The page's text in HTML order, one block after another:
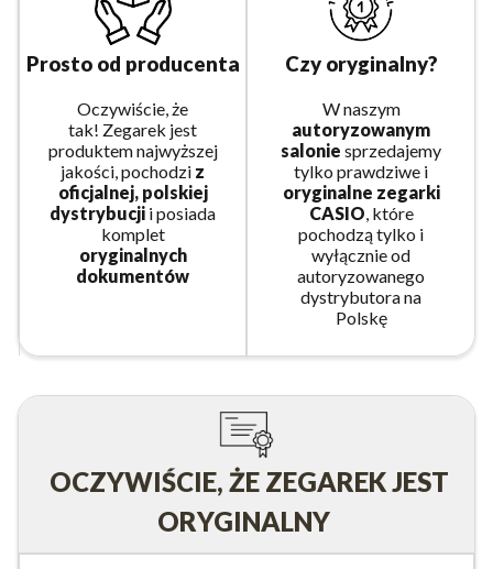
Prosto od producenta
Oczywiście, że
tak! Zegarek jest
produktem najwyższej
jakości, pochodzi z
oficjalnej, polskiej
dystrybucji i posiada
komplet
oryginalnych
dokumentów
Czy oryginalny?
W naszym
autoryzowanym
salonie sprzedajemy
tylko prawdziwe i
oryginalne zegarki
CASIO, które
pochodzą tylko i
wyłącznie od
autoryzowanego
dystrybutora na
Polskę
OCZYWIŚCIE, ŻE ZEGAREK JEST
ORYGINALNY